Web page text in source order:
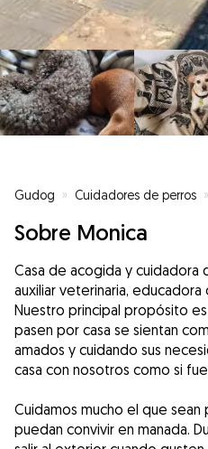
Gudog » Cuidadores de perros »
Sobre Monica
Casa de acogida y cuidadora
auxiliar veterinaria, educadora
Nuestro principal propósito
pasen por casa se sientan
amados y cuidando sus
casa con nosotros como si
Cuidamos mucho el que
puedan convivir en manada.